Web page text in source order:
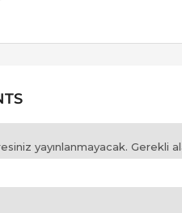
yayınlanmayacak. Gerekli